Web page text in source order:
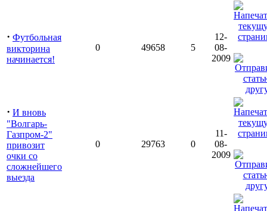
· Футбольная
викторина
начинается!
0 49658 5
12-
08-
2009
· И вновь
"Волгарь-
Газпром-2"
привозит
очки со
сложнейшего
выезда
0 29763 0
11-
08-
2009